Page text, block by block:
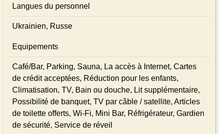
Langues du personnel
Ukrainien, Russe
Equipements
Café/Bar, Parking, Sauna, La accès à Internet, Cartes
de crédit acceptées, Réduction pour les enfants,
Climatisation, TV, Bain ou douche, Lit supplémentaire,
Possibilité de banquet, TV par câble / satellite, Articles
de toilette offerts, Wi-Fi, Mini Bar, Réfrigérateur, Gardien
de sécurité, Service de réveil